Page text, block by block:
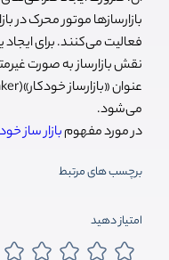
بازارسازها موتور محرک در
فعالیت می‌کنند. برای
نقش بازارساز به صورت
می‌شود.
در مورد مفهومبازار ساز
برچسب های مرتبط
امتیاز دهید